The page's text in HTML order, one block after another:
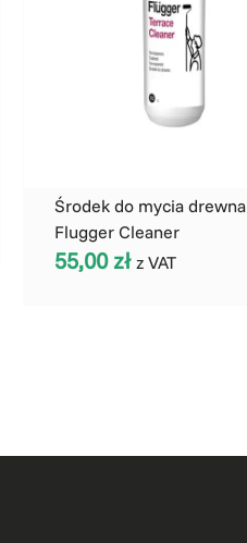
Środek do mycia drewna
Flugger Cleaner
55,00zł z VAT